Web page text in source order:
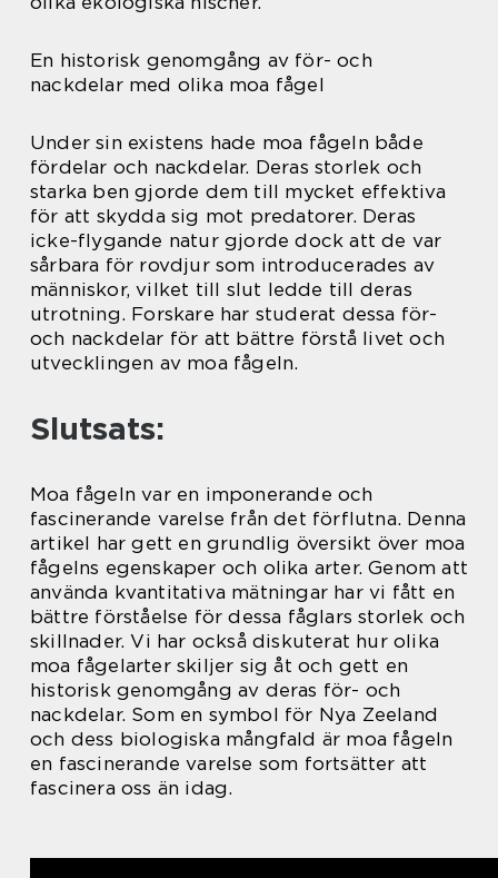
En historisk genomgång av för- och
nackdelar med olika moa fågel
Under sin existens hade moa fågeln både
fördelar och nackdelar. Deras storlek och
starka ben gjorde dem till mycket effektiva
för att skydda sig mot predatorer. Deras
icke-flygande natur gjorde dock att de var
sårbara för rovdjur som introducerades av
människor, vilket till slut ledde till deras
utrotning. Forskare har studerat dessa för-
och nackdelar för att bättre förstå livet och
utvecklingen av moa fågeln.
Slutsats:
Moa fågeln var en imponerande och
fascinerande varelse från det förflutna. Denna
artikel har gett en grundlig översikt över moa
fågelns egenskaper och olika arter. Genom att
använda kvantitativa mätningar har vi fått en
bättre förståelse för dessa fåglars storlek och
skillnader. Vi har också diskuterat hur olika
moa fågelarter skiljer sig åt och gett en
historisk genomgång av deras för- och
nackdelar. Som en symbol för Nya Zeeland
och dess biologiska mångfald är moa fågeln
en fascinerande varelse som fortsätter att
fascinera oss än idag.